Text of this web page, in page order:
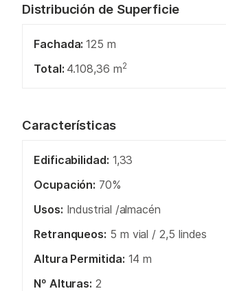
Distribución de Superficie
Fachada:125 m
Total: 4.108,36 m2
Características
Edificabilidad: 1,33
Ocupación: 70%
Usos: Industrial /almacén
Retranqueos: 5 m vial / 2,5 lindes
Altura Permitida: 14 m
Nº Alturas: 2